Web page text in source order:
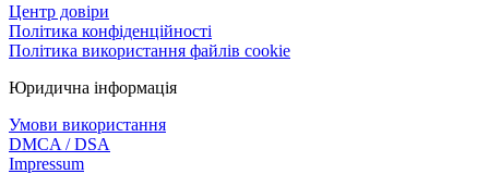
Центр довіри
Політика конфіденційності
Політика використання файлів cookie
Юридична інформація
Умови використання
DMCA / DSA
Impressum